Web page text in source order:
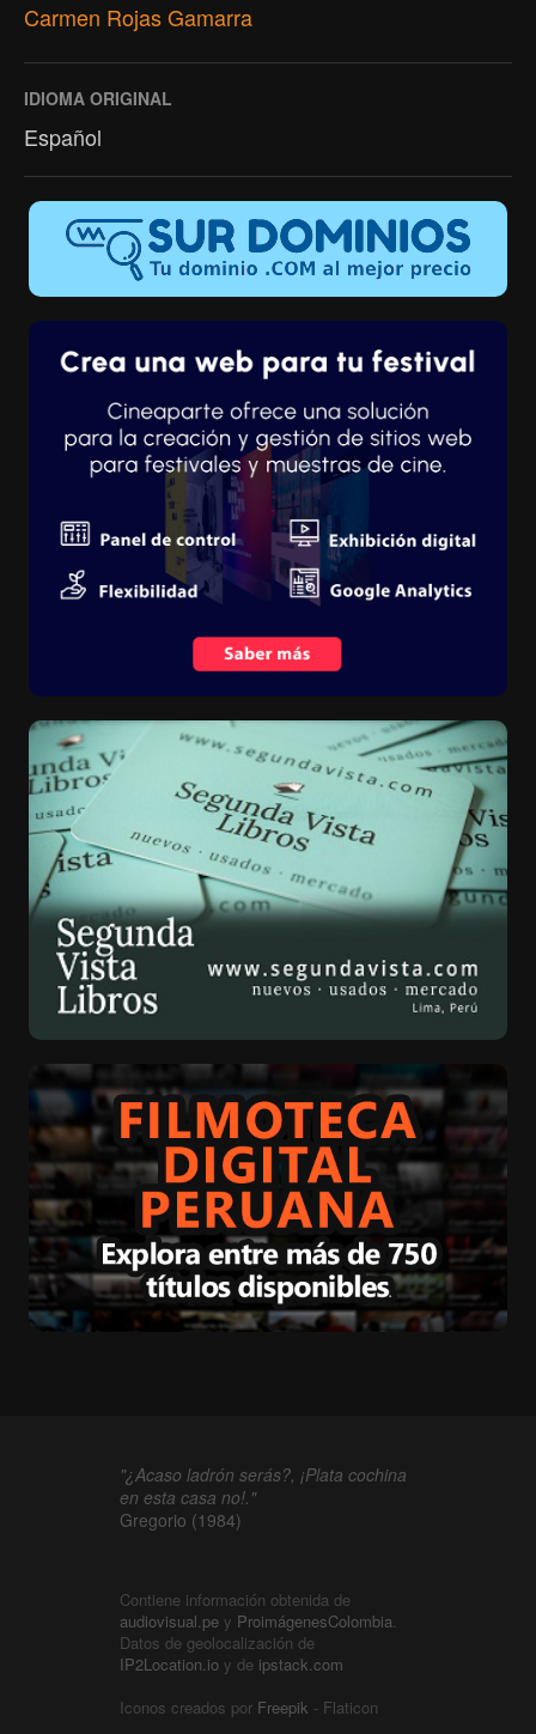
Carmen Rojas Gamarra
IDIOMA ORIGINAL
Español
"¿Acaso ladrón serás?, ¡Plata cochina
en esta casa no!."
Gregorio (1984)
Contiene información obtenida de
audiovisual.pe y ProimágenesColombia.
Datos de geolocalización de
IP2Location.io y de ipstack.com
Iconos creados por Freepik - Flaticon